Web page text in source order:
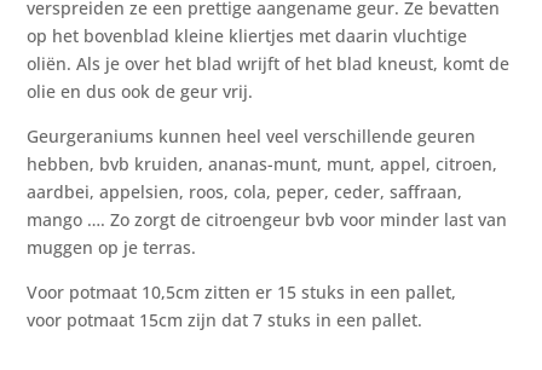
verspreiden ze een prettige aangename geur. Ze bevatten
op het bovenblad kleine kliertjes met daarin vluchtige
oliën. Als je over het blad wrijft of het blad kneust, komt de
olie en dus ook de geur vrij.
Geurgeraniums kunnen heel veel verschillende geuren
hebben, bvb kruiden, ananas-munt, munt, appel, citroen,
aardbei, appelsien, roos, cola, peper, ceder, saffraan,
mango …. Zo zorgt de citroengeur bvb voor minder last van
muggen op je terras.
Voor potmaat 10,5cm zitten er 15 stuks in een pallet,
voor potmaat 15cm zijn dat 7 stuks in een pallet.